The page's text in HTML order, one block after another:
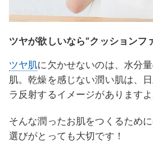
ツヤが欲しいなら“クッションフ
ツヤ肌に欠かせないのは、水分
肌。乾燥を感じない潤い肌は、
ラ反射するイメージがありますよ
そんな潤ったお肌をつくるために
選びがとっても大切です！